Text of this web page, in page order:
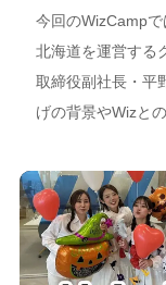
今回のWizCamp
北海道を運営する
取締役副社長・平
げの背景やWizと
海道が描く今後の